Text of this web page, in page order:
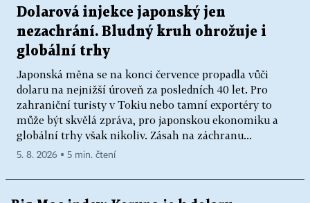
Dolarová injekce japonský jen
nezachrání. Bludný kruh ohrožuje i
globální trhy
Japonská měna se na konci července propadla vůči
dolaru na nejnižší úroveň za posledních 40 let. Pro
zahraniční turisty v Tokiu nebo tamní exportéry to
může být skvělá zpráva, pro japonskou ekonomiku a
globální trhy však nikoliv. Zásah na záchranu...
5. 8. 2026 ▪ 5 min. čtení